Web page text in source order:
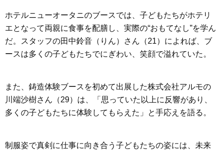
ホテルニューオータニのブースでは、子どもたちがホテリ
エとなって両親に食事を配膳し、実際の“おもてなし”を学ん
だ。スタッフの田中鈴音（りん）さん（21）によれば、ブ
ースは多くの子どもたちでにぎわい、笑顔で溢れていた。
また、鋳造体験ブースを初めて出展した株式会社アルモの
川端沙樹さん（29）は、「思っていた以上に反響があり、
多くの子どもたちに体験してもらえた」と手応えを語る。
制服姿で真剣に仕事に向き合う子どもたちの姿には、未来